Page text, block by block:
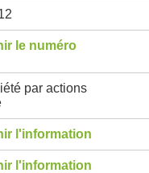
le numéro
par actions
l'information
l'information